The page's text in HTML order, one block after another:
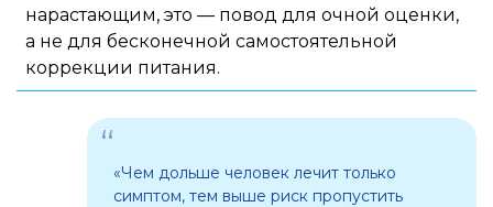
нарастающим, это — повод для очной оценки,
а не для бесконечной самостоятельной
коррекции питания.
«Чем дольше человек лечит только
симптом, тем выше риск пропустить